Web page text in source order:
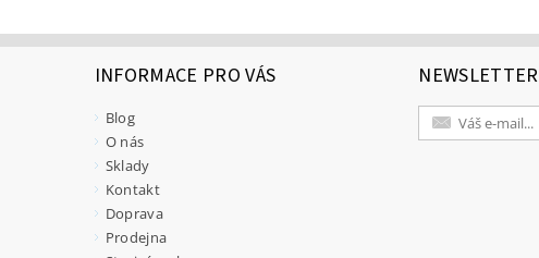
INFORMACE PRO VÁS
Blog
O nás
Sklady
Kontakt
Doprava
Prodejna
NEWSLETTER